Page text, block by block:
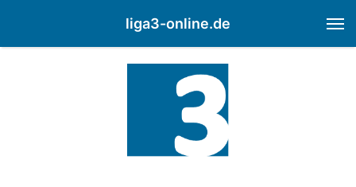
liga3-online.de